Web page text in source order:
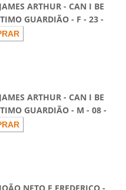
ARTHUR - CAN I BE
GUARDIÃO - F - 23 -
ARTHUR - CAN I BE
GUARDIÃO - M - 08 -